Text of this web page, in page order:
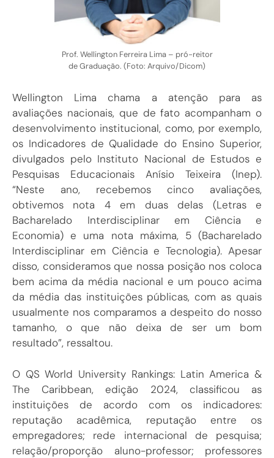
Prof. Wellington Ferreira Lima – pró-reitor
de Graduação. (Foto: Arquivo/Dicom)
Wellington Lima chama a atenção para as
avaliações nacionais, que de fato acompanham o
desenvolvimento institucional, como, por exemplo,
os Indicadores de Qualidade do Ensino Superior,
divulgados pelo Instituto Nacional de Estudos e
Pesquisas Educacionais Anísio Teixeira (Inep).
“Neste ano, recebemos cinco avaliações,
obtivemos nota 4 em duas delas (Letras e
Bacharelado Interdisciplinar em Ciência e
Economia) e uma nota máxima, 5 (Bacharelado
Interdisciplinar em Ciência e Tecnologia). Apesar
disso, consideramos que nossa posição nos coloca
bem acima da média nacional e um pouco acima
da média das instituições públicas, com as quais
usualmente nos comparamos a despeito do nosso
tamanho, o que não deixa de ser um bom
resultado”, ressaltou.
O QS World University Rankings: Latin America &
The Caribbean, edição 2024, classificou as
instituições de acordo com os indicadores:
reputação acadêmica, reputação entre os
empregadores; rede internacional de pesquisa;
relação/proporção aluno-professor; professores